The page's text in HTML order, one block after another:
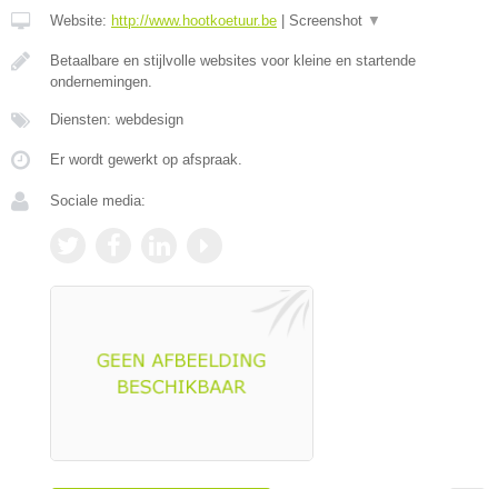
Website: http://www.hootkoetuur.be | Screenshot ▼
Betaalbare en stijlvolle websites voor kleine en startende
ondernemingen.
Diensten: webdesign
Er wordt gewerkt op afspraak.
Sociale media: